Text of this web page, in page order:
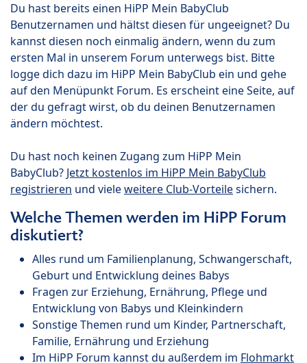
Du hast bereits einen HiPP Mein BabyClub
Benutzernamen und hältst diesen für ungeeignet? Du
kannst diesen noch einmalig ändern, wenn du zum
ersten Mal in unserem Forum unterwegs bist. Bitte
logge dich dazu im HiPP Mein BabyClub ein und gehe
auf den Menüpunkt Forum. Es erscheint eine Seite, auf
der du gefragt wirst, ob du deinen Benutzernamen
ändern möchtest.
Du hast noch keinen Zugang zum HiPP Mein
BabyClub? Jetzt kostenlos im HiPP Mein BabyClub
registrieren und vieleweitere Club-Vorteilesichern.
Welche Themen werden im HiPP Forum
diskutiert?
Alles rund um Familienplanung, Schwangerschaft,
Geburt und Entwicklung deines Babys
Fragen zur Erziehung, Ernährung, Pflege und
Entwicklung von Babys und Kleinkindern
Sonstige Themen rund um Kinder, Partnerschaft,
Familie, Ernährung und Erziehung
Im HiPP Forum kannst du außerdem im Flohmarkt